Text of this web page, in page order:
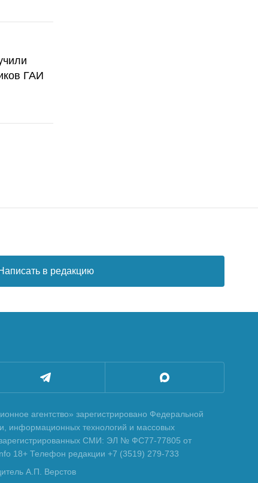
ГАИ
в редакцию
агентство» зарегистрировано Федеральной
информационных технологий и массовых
зарегистрированных СМИ: ЭЛ № ФС77-77805 от
18+ Телефон редакции +7 (3519) 279-733
А.П. Верстов